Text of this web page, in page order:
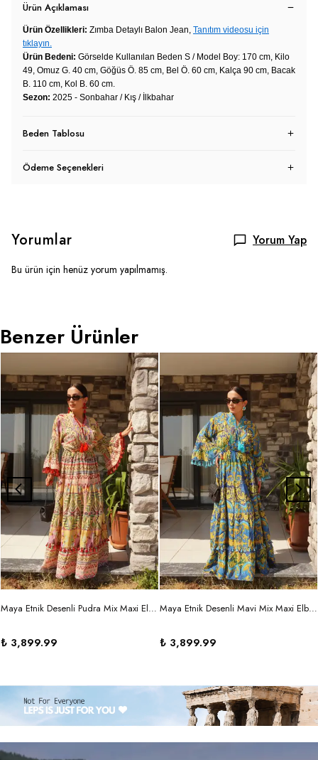
Ürün Açıklaması
Ürün Özellikleri: Zımba Detaylı Balon Jean, Tanıtım videosu için
tıklayın.
Ürün Bedeni: Görselde Kullanılan Beden S / Model Boy: 170 cm, Kilo
49, Omuz G. 40 cm, Göğüs Ö. 85 cm, Bel Ö. 60 cm, Kalça 90 cm, Bacak
B. 110 cm, Kol B. 60 cm.
Sezon: 2025 - Sonbahar / Kış / İlkbahar
Beden Tablosu
Ödeme Seçenekleri
Yorumlar Yorum Yap
Bu ürün için henüz yorum yapılmamış.
Benzer Ürünler
Maya Etnik Desenli Pudra Mix Maxi Elbise
₺ 3,899.99
Maya Etnik Desenli Mavi Mix Maxi Elbise
₺ 3,899.99